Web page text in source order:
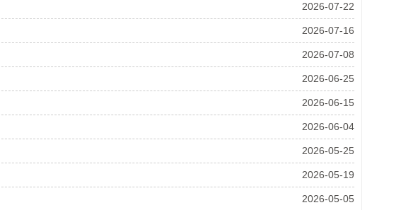
2026-07-22
2026-07-16
2026-07-08
2026-06-25
2026-06-15
2026-06-04
2026-05-25
2026-05-19
2026-05-05